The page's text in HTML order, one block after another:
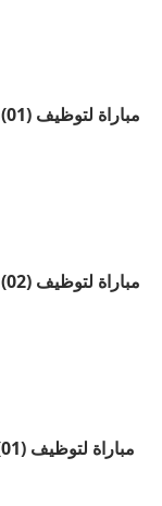
مباراة لتوظيف (01)
مباراة لتوظيف (02)
مباراة لتوظيف (01)